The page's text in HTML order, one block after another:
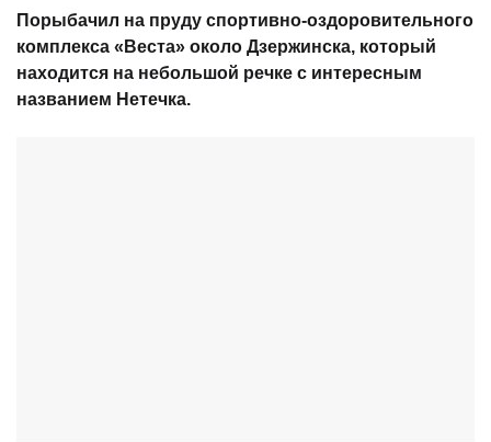
Порыбачил на пруду спортивно-оздоровительного
комплекса «Веста» около Дзержинска, который
находится на небольшой речке с интересным
названием Нетечка.